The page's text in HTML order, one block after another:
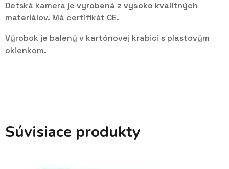
Detská kamera je vyrobená z vysoko kvalitných
materiálov. Má certifikát CE.
Výrobok je balený v kartónovej krabici s plastovým
okienkom.
Súvisiace produkty